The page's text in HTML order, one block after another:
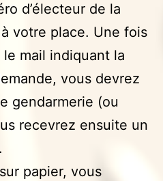
d’électeur de la
votre place. Une fois
mail indiquant la
vous devrez
gendarmerie (ou
recevrez ensuite un
papier, vous